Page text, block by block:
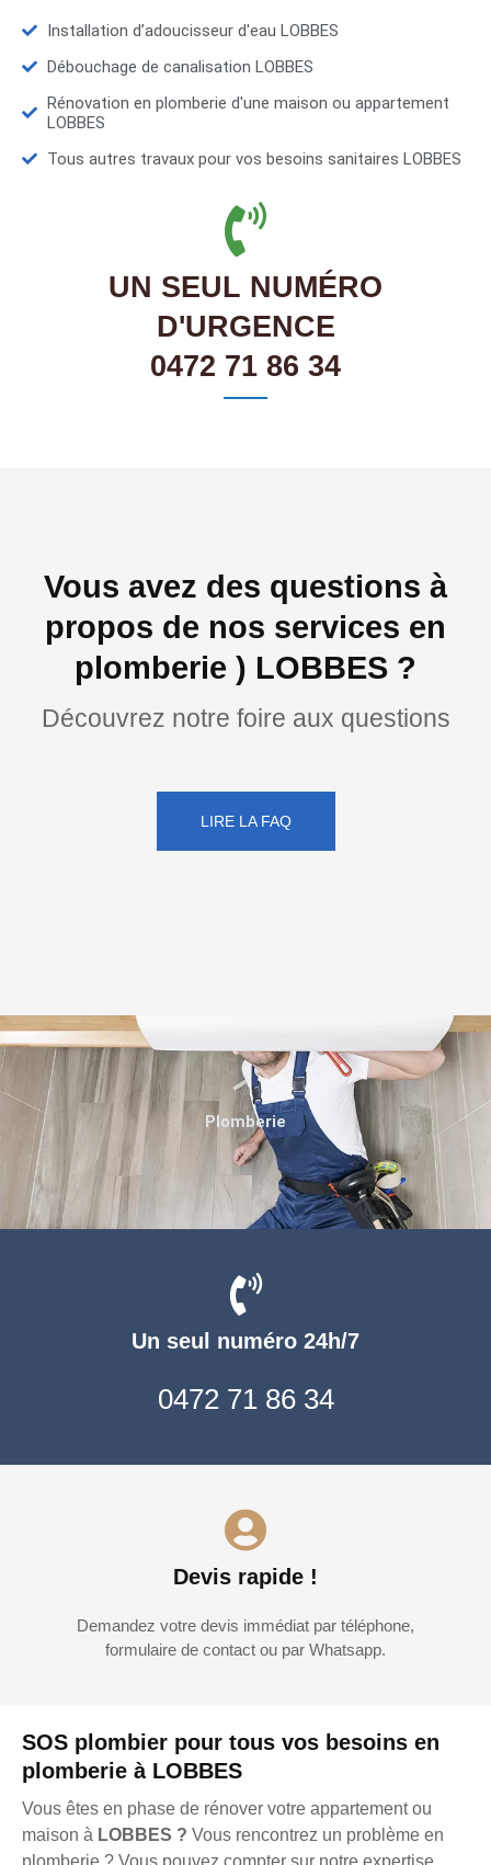
Installation d’adoucisseur d'eau LOBBES
Débouchage de canalisation LOBBES
Rénovation en plomberie d'une maison ou appartement
LOBBES
Tous autres travaux pour vos besoins sanitaires LOBBES
UN SEUL NUMÉRO
D'URGENCE
0472 71 86 34
Vous avez des questions à
propos de nos services en
plomberie ) LOBBES ?
Découvrez notre foire aux questions
LIRE LA FAQ
SOS plombier pour tous vos besoins en
plomberie à LOBBES
Vous êtes en phase de rénover votre appartement ou
maison à LOBBES ? Vous rencontrez un problème en
Un seul numéro 24h/7
0472 71 86 34
Devis rapide !
Demandez votre devis immédiat par téléphone,
formulaire de contact ou par Whatsapp.
Plomberie